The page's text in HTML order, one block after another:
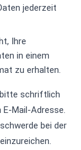
jederzeit
Ihre
in einem
zu erhalten.
bitte schriftlich
Mail-Adresse.
bei der